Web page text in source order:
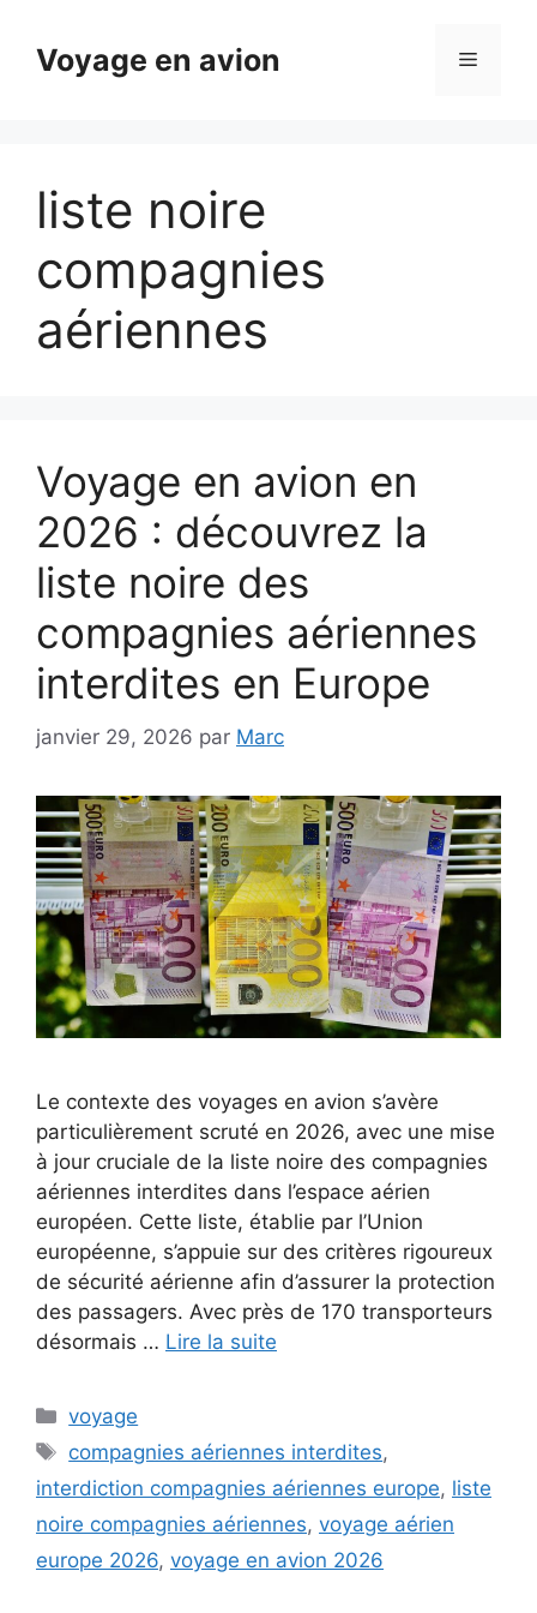
contenuVoyage en avion Menu
liste noire
compagnies
aériennes
Voyage en avion en
2026 : découvrez la
liste noire des
compagnies aériennes
interdites en Europe
janvier 29, 2026 par Marc
Le contexte des voyages en avion s’avère
particulièrement scruté en 2026, avec une mise
à jour cruciale de la liste noire des compagnies
aériennes interdites dans l’espace aérien
européen. Cette liste, établie par l’Union
européenne, s’appuie sur des critères rigoureux
de sécurité aérienne afin d’assurer la protection
des passagers. Avec près de 170 transporteurs
désormais … Lire la suite
Catégories
voyage
Étiquettes
compagnies aériennes interdites,
interdiction compagnies aériennes europe, liste
noire compagnies aériennes, voyage aérien
europe 2026, voyage en avion 2026